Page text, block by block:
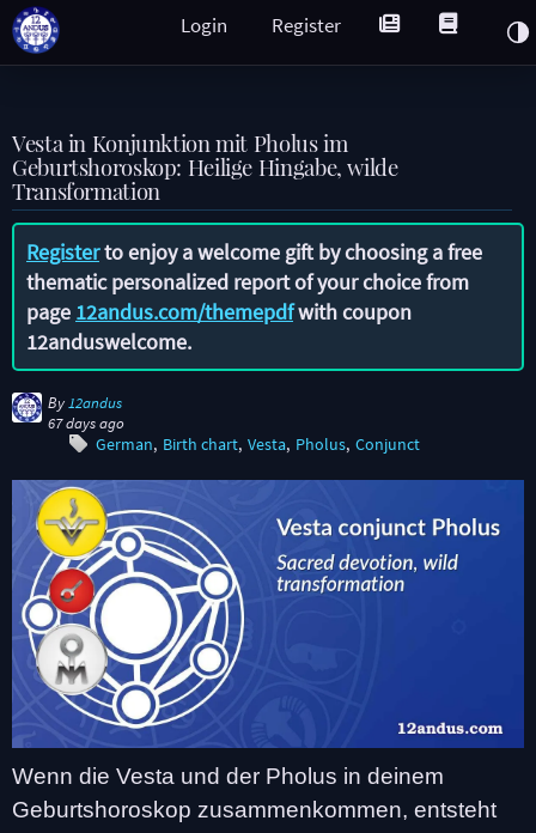
Register
Login
Vesta in Konjunktion mit Pholus im
Geburtshoroskop: Heilige Hingabe, wilde
Transformation
Registerto enjoy a welcome gift by choosing a free
thematic personalized report of your choice from
page 12andus.com/themepdfwith coupon
12anduswelcome.
By 12andus
67 days ago
German Birth chart Vesta Pholus Conjunct
Wenn die Vesta und der Pholus in deinem
Geburtshoroskop zusammenkommen, entsteht